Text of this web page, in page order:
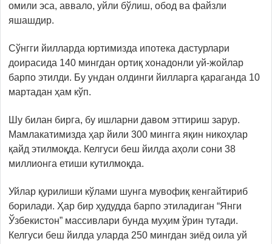
омили эса, аввало, уйли бўлиш, обод ва файзли
яшашдир.
Сўнгги йилларда юртимизда ипотека дастурлари
доирасида 140 мингдан ортиқ хонадонли уй-жойлар
барпо этилди. Бу ундан олдинги йилларга қараганда 10
мартадан ҳам кўп.
Шу билан бирга, бу ишларни давом эттириш зарур.
Мамлакатимизда ҳар йили 300 мингга яқин никоҳлар
қайд этилмоқда. Келгуси беш йилда аҳоли сони 38
миллионга етиши кутилмоқда.
Уйлар қурилиши кўлами шунга мувофиқ кенгайтириб
борилади. Ҳар бир ҳудудда барпо этиладиган “Янги
Ўзбекистон” массивлари бунда муҳим ўрин тутади.
Келгуси беш йилда уларда 250 мингдан зиёд оила уй